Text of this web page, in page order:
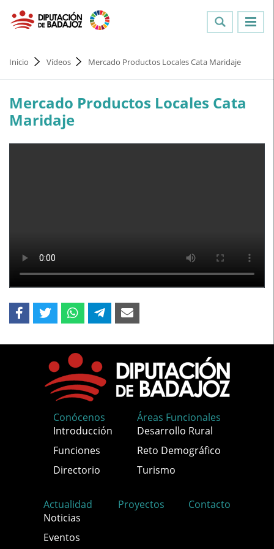
Inicio Vídeos Mercado Productos Locales Cata Maridaje
Mercado Productos Locales Cata
Maridaje
Conócenos
Introducción
Funciones
Directorio
Áreas Funcionales
Desarrollo Rural
Reto Demográfico
Turismo
Actualidad
Noticias
Eventos
Proyectos Contacto